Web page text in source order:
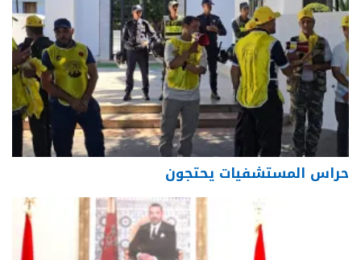
حراس المستشفيات يحتجون